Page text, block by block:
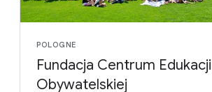
POLOGNE
Fundacja Centrum Edukacji
Obywatelskiej